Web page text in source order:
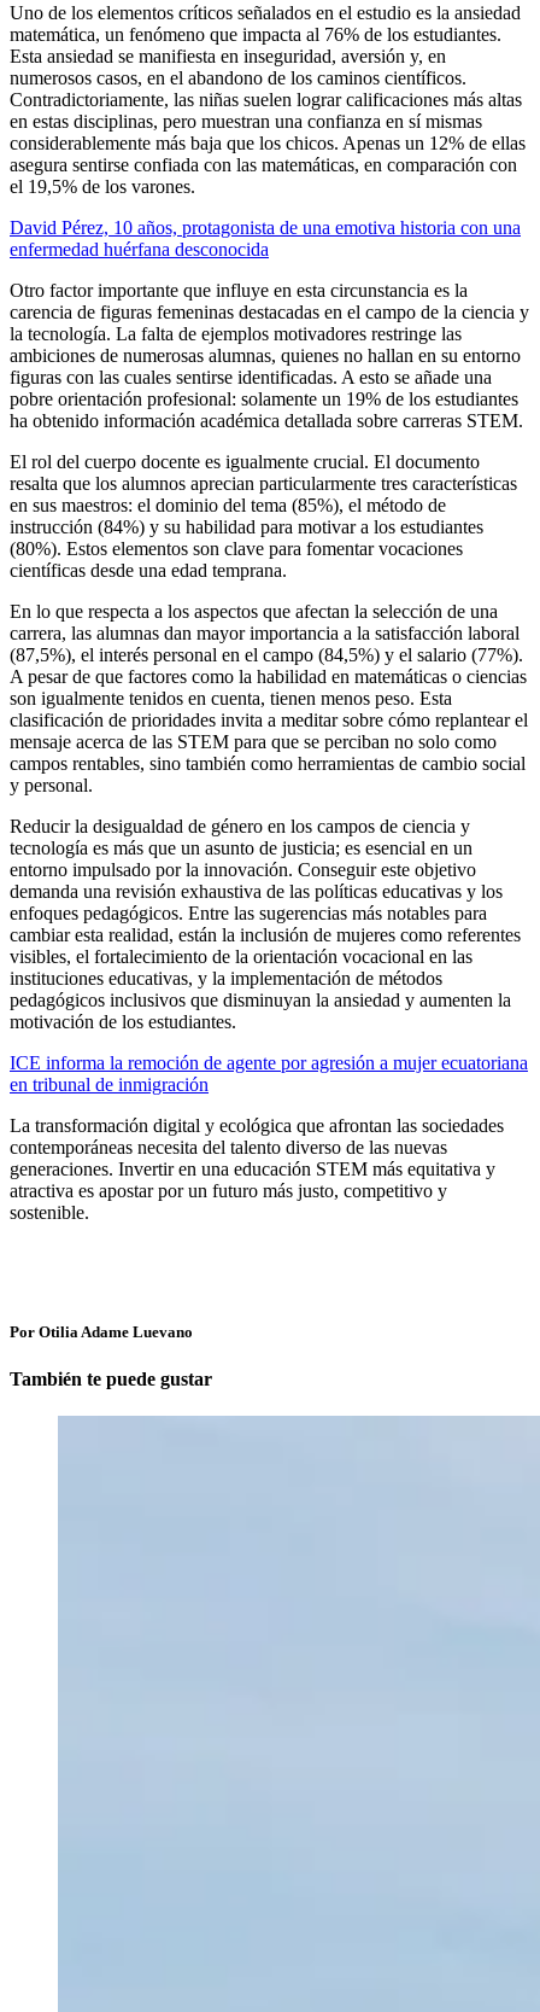
Uno de los elementos críticos señalados en el estudio es la ansiedad
matemática, un fenómeno que impacta al 76% de los estudiantes.
Esta ansiedad se manifiesta en inseguridad, aversión y, en
numerosos casos, en el abandono de los caminos científicos.
Contradictoriamente, las niñas suelen lograr calificaciones más altas
en estas disciplinas, pero muestran una confianza en sí mismas
considerablemente más baja que los chicos. Apenas un 12% de ellas
asegura sentirse confiada con las matemáticas, en comparación con
el 19,5% de los varones.
David Pérez, 10 años, protagonista de una emotiva historia con una
enfermedad huérfana desconocida
Otro factor importante que influye en esta circunstancia es la
carencia de figuras femeninas destacadas en el campo de la ciencia y
la tecnología. La falta de ejemplos motivadores restringe las
ambiciones de numerosas alumnas, quienes no hallan en su entorno
figuras con las cuales sentirse identificadas. A esto se añade una
pobre orientación profesional: solamente un 19% de los estudiantes
ha obtenido información académica detallada sobre carreras STEM.
El rol del cuerpo docente es igualmente crucial. El documento
resalta que los alumnos aprecian particularmente tres características
en sus maestros: el dominio del tema (85%), el método de
instrucción (84%) y su habilidad para motivar a los estudiantes
(80%). Estos elementos son clave para fomentar vocaciones
científicas desde una edad temprana.
En lo que respecta a los aspectos que afectan la selección de una
carrera, las alumnas dan mayor importancia a la satisfacción laboral
(87,5%), el interés personal en el campo (84,5%) y el salario (77%).
A pesar de que factores como la habilidad en matemáticas o ciencias
son igualmente tenidos en cuenta, tienen menos peso. Esta
clasificación de prioridades invita a meditar sobre cómo replantear el
mensaje acerca de las STEM para que se perciban no solo como
campos rentables, sino también como herramientas de cambio social
y personal.
Reducir la desigualdad de género en los campos de ciencia y
tecnología es más que un asunto de justicia; es esencial en un
entorno impulsado por la innovación. Conseguir este objetivo
demanda una revisión exhaustiva de las políticas educativas y los
enfoques pedagógicos. Entre las sugerencias más notables para
cambiar esta realidad, están la inclusión de mujeres como referentes
visibles, el fortalecimiento de la orientación vocacional en las
instituciones educativas, y la implementación de métodos
pedagógicos inclusivos que disminuyan la ansiedad y aumenten la
motivación de los estudiantes.
ICE informa la remoción de agente por agresión a mujer ecuatoriana
en tribunal de inmigración
La transformación digital y ecológica que afrontan las sociedades
contemporáneas necesita del talento diverso de las nuevas
generaciones. Invertir en una educación STEM más equitativa y
atractiva es apostar por un futuro más justo, competitivo y
sostenible.
Por Otilia Adame Luevano
También te puede gustar